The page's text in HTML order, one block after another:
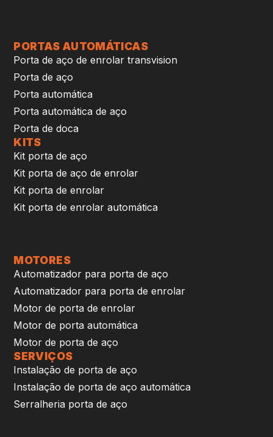
PORTAS AUTOMÁTICAS
Porta de aço de enrolar transvision
Porta de aço
Porta automática
Porta automática de aço
Porta de doca
KITS
Kit porta de aço
Kit porta de aço de enrolar
Kit porta de enrolar
Kit porta de enrolar automática
MOTORES
Automatizador para porta de aço
Automatizador para porta de enrolar
Motor de porta de enrolar
Motor de porta automática
Motor de porta de aço
SERVIÇOS
Instalação de porta de aço
Instalação de porta de aço automática
Serralheria porta de aço